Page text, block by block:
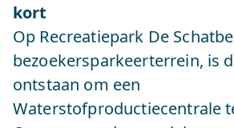
kort
Op Recreatiepark De
bezoekersparkeerterrein, is
ontstaan om een
Waterstofproductiecentrale